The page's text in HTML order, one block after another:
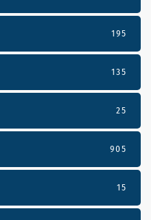
195
135
25
905
15